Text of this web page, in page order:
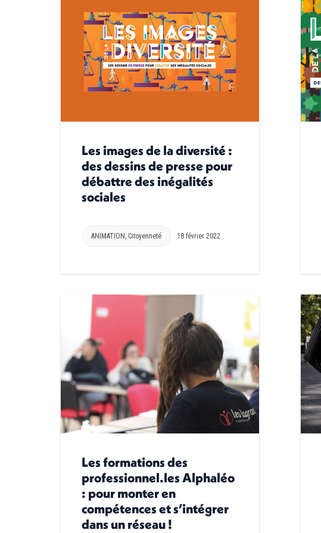
Les images de la diversité :
des dessins de presse pour
débattre des inégalités
sociales
ANIMATION Citoyenneté 18 février 2022
Les formations des
professionnel.les Alphaléo
: pour monter en
compétences et s’intégrer
dans un réseau !